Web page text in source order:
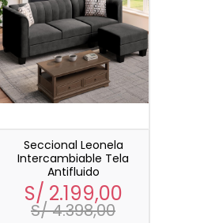
Seccional Leonela
Intercambiable Tela
Antifluido
Precio
S/ 2.199,00Precio
S/ 4.398,00